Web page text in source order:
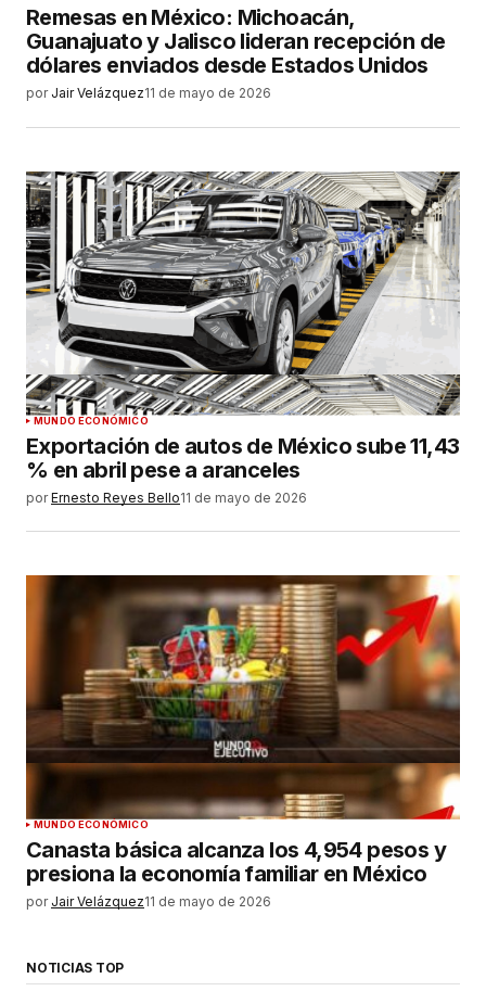
Remesas en México: Michoacán,
Guanajuato y Jalisco lideran recepción de
dólares enviados desde Estados Unidos
por Jair Velázquez11 de mayo de 2026
MUNDO ECONÓMICO
Exportación de autos de México sube 11,43
% en abril pese a aranceles
por Ernesto Reyes Bello11 de mayo de 2026
MUNDO ECONÓMICO
Canasta básica alcanza los 4,954 pesos y
presiona la economía familiar en México
por Jair Velázquez11 de mayo de 2026
NOTICIAS TOP